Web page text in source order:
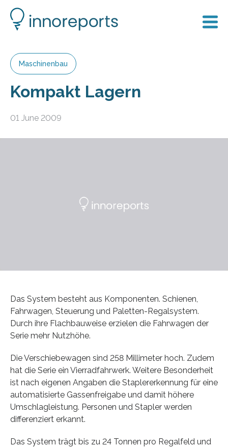
Maschinenbau
Kompakt Lagern
01 June 2009
Das System besteht aus Komponenten. Schienen,
Fahrwagen, Steuerung und Paletten-Regalsystem.
Durch ihre Flachbauweise erzielen die Fahrwagen der
Serie mehr Nutzhöhe.
Die Verschiebewagen sind 258 Millimeter hoch. Zudem
hat die Serie ein Vierradfahrwerk. Weitere Besonderheit
ist nach eigenen Angaben die Staplererkennung für eine
automatisierte Gassenfreigabe und damit höhere
Umschlagleistung. Personen und Stapler werden
differenziert erkannt.
Das System trägt bis zu 24 Tonnen pro Regalfeld und